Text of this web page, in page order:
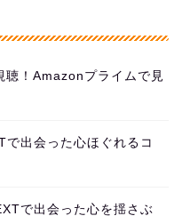
聴！Amazonプライムで見
出会った心ほぐれるコ
で出会った心を揺さぶ